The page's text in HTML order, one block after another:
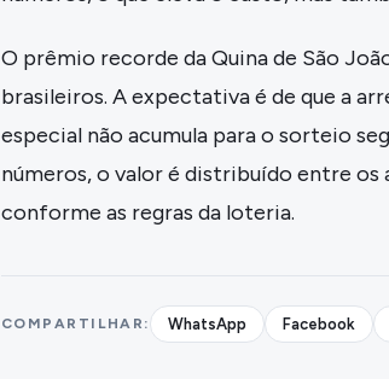
O prêmio recorde da Quina de São
brasileiros. A expectativa é de que a
especial não acumula para o sorteio
números, o valor é distribuído entre os
conforme as regras da loteria.
COMPARTILHAR: WhatsApp Facebook